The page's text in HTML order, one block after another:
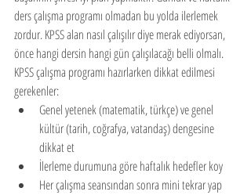
ders çalışma programı olmadan bu yolda ilerlemek
zordur. KPSS alan nasıl çalışılır diye merak ediyorsan,
önce hangi dersin hangi gün çalışılacağı belli olmalı.
KPSS çalışma programı hazırlarken dikkat edilmesi
gerekenler:
Genel yetenek (matematik, türkçe) ve genel
kültür (tarih, coğrafya, vatandaş) dengesine
dikkat et
İlerleme durumuna göre haftalık hedefler koy
Her çalışma seansından sonra mini tekrar yap